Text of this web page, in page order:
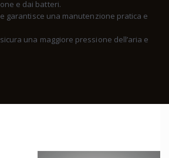
e dai batteri.
garantisce una manutenzione pratica e
una maggiore pressione dell’aria e